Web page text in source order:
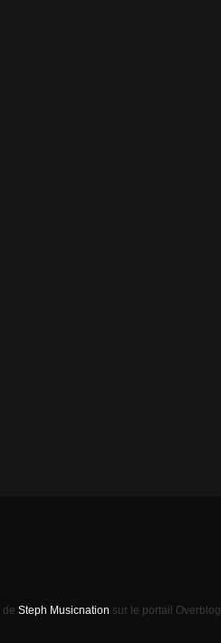
de Steph Musicnation sur le portail Overblog